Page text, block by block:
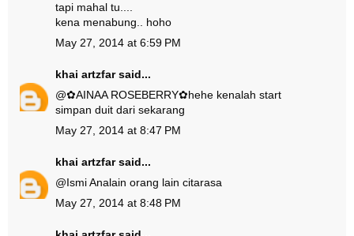
tapi mahal tu....
kena menabung.. hoho
May 27, 2014 at 6:59 PM
khai artzfarsaid...
@✿AINAA ROSEBERRY✿hehe kenalah start
simpan duit dari sekarang
May 27, 2014 at 8:47 PM
khai artzfarsaid...
@Ismi Analain orang lain citarasa
May 27, 2014 at 8:48 PM